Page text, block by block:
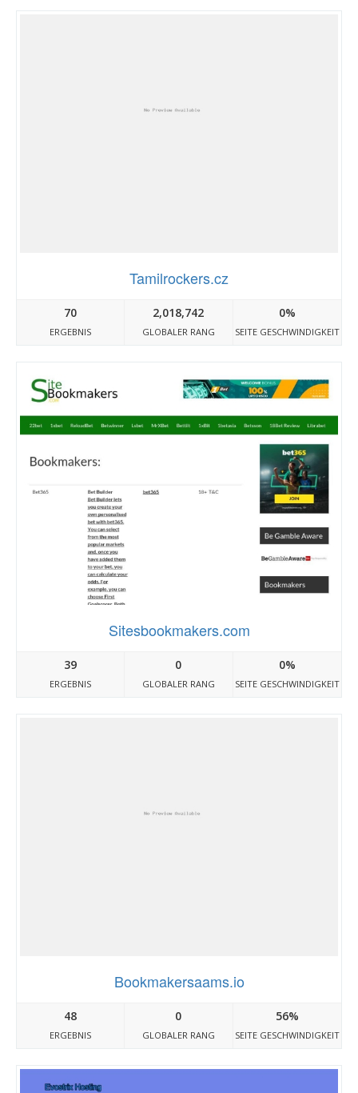
Tamilrockers.cz
70
ERGEBNIS
2,018,742
GLOBALER RANG
0%
SEITE GESCHWINDIGKEIT
Sitesbookmakers.com
39
ERGEBNIS
0
GLOBALER RANG
0%
SEITE GESCHWINDIGKEIT
Bookmakersaams.io
48
ERGEBNIS
0
GLOBALER RANG
56%
SEITE GESCHWINDIGKEIT